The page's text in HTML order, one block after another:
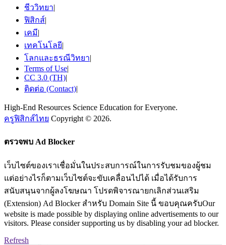
ชีววิทยา|
ฟิสิกส์|
เคมี|
เทคโนโลยี|
โลกและธรณีวิทยา|
Terms of Use|
CC 3.0 (TH)|
ติดต่อ (Contact)|
High-End Resources Science Education for Everyone.
ครูฟิสิกส์ไทย Copyright © 2026.
ตรวจพบ Ad Blocker
เว็บไซต์ของเราเชื่อมั่นในประสบการณ์ในการรับชมของผู้ชม
แต่อย่างไรก็ตามเว็บไซต์จะขับเคลื่อนไปได้ เมื่อได้รับการ
สนับสนุนจากผู้ลงโฆษณา โปรดพิจารณายกเลิกส่วนเสริม
(Extension) Ad Blocker สำหรับ Domain Site นี้ ขอบคุณครับOur
website is made possible by displaying online advertisements to our
visitors. Please consider supporting us by disabling your ad blocker.
Refresh